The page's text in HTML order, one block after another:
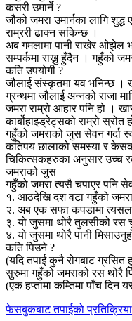
कसरी उमार्ने ?
जौको जमरा उमार्नका लागि
राम्ररी ढाक्न सकिन्छ ।
अब गमलामा पानी राखेर ओझेल
सम्पर्कमा राख्नु हुँदैन । गहुँको
कति उपयोगी ?
जौलाई संस्कृतमा यव भनिन्छ ।
ग्रन्थमा जौलाई अन्नको राजा
जमरा राम्रो आहार पनि हो ।
कार्बोहाइड्रेट्सको राम्रो स्रोत
गहुँको जमराको जुस सेवन गर्दा
कतिपय छालाको समस्या र
चिकित्सकहरुका अनुसार उच्च
जमराको जुस
गहुँको जमरा त्यसै चपाएर पनि
१. आठदेखि दश वटा गहुँको
२. अब एक सफा कपडामा
३. यो जुसमा थोरै तुलसीको रस
४. यो जुसमा थोरै पानी
कति पिउने ?
(यदि तपाई कुनै रोगबाट
सुरुमा गहुँको जमराको रस थोरै
(एक हप्तामा कम्तिमा पाँच दिन
फेसबुकबाट तपाईको प्रतिक्रिया